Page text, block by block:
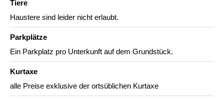
Tiere
Haustere sind leider nicht erlaubt.
Parkplätze
Ein Parkplatz pro Unterkunft auf dem Grundstück.
Kurtaxe
alle Preise exklusive der ortsüblichen Kurtaxe